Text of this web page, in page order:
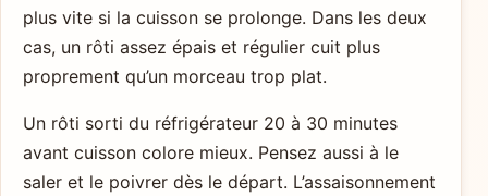
plus vite si la cuisson se prolonge. Dans les deux
cas, un rôti assez épais et régulier cuit plus
proprement qu’un morceau trop plat.
Un rôti sorti du réfrigérateur 20 à 30 minutes
avant cuisson colore mieux. Pensez aussi à le
saler et le poivrer dès le départ. L’assaisonnement